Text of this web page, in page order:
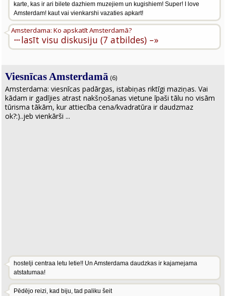
karte, kas ir ari bilete dazhiem muzejiem un kugishiem! Super! I love
Amsterdam! kaut vai vienkarshi vazaties apkart!
···
Amsterdama: Ko apskatīt Amsterdamā?
lasīt visu diskusiju (7 atbildes) –»
Viesnīcas Amsterdamā (6)
Amsterdama: viesnīcas padārgas, istabiņas riktīgi maziņas. Vai
kādam ir gadījies atrast nakšņošanas vietune īpaši tālu no visām
tūrisma tākām, kur attiecība cena/kvadratūra ir daudzmaz
ok?:)..jeb vienkārši ...
hostelji centraa letu letie!! Un Amsterdama daudzkas ir kajamejama
atstatumaa!
Pēdējo reizi, kad biju, tad paliku šeit